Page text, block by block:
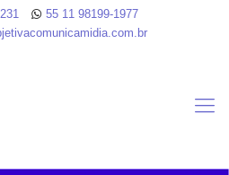
55 11 98199-1977